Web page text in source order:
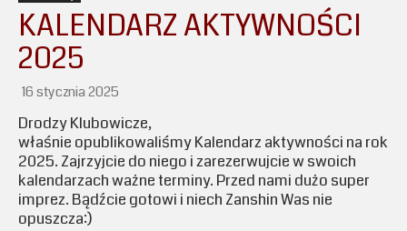
KALENDARZ AKTYWNOŚCI
2025
16 stycznia 2025
Drodzy Klubowicze,
właśnie opublikowaliśmy Kalendarz aktywności na rok
2025. Zajrzyjcie do niego i zarezerwujcie w swoich
kalendarzach ważne terminy. Przed nami dużo super
imprez. Bądźcie gotowi i niech Zanshin Was nie
opuszcza:)